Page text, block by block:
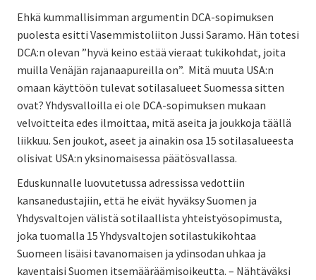
Ehkä kummallisimman argumentin DCA-sopimuksen
puolesta esitti Vasemmistoliiton Jussi Saramo. Hän totesi
DCA:n olevan ”hyvä keino estää vieraat tukikohdat, joita
muilla Venäjän rajanaapureilla on”. Mitä muuta USA:n
omaan käyttöön tulevat sotilasalueet Suomessa sitten
ovat? Yhdysvalloilla ei ole DCA-sopimuksen mukaan
velvoitteita edes ilmoittaa, mitä aseita ja joukkoja täällä
liikkuu. Sen joukot, aseet ja ainakin osa 15 sotilasalueesta
olisivat USA:n yksinomaisessa päätösvallassa.
Eduskunnalle luovutetussa adressissa vedottiin
kansanedustajiin, että he eivät hyväksy Suomen ja
Yhdysvaltojen välistä sotilaallista yhteistyösopimusta,
joka tuomalla 15 Yhdysvaltojen sotilastukikohtaa
Suomeen lisäisi tavanomaisen ja ydinsodan uhkaa ja
kaventaisi Suomen itsemääräämisoikeutta. – Nähtäväksi